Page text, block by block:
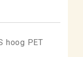
hoog PET